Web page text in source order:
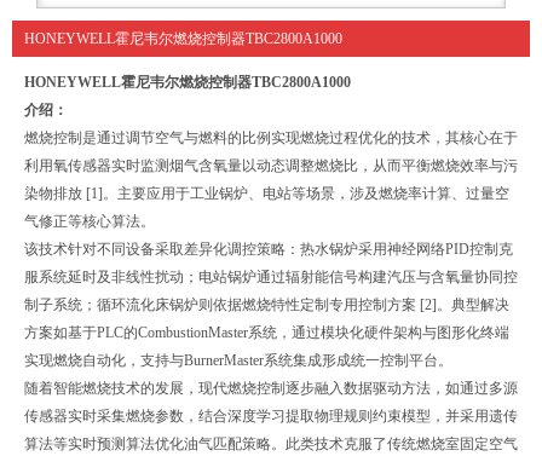
HONEYWELL霍尼韦尔燃烧控制器TBC2800A1000
HONEYWELL霍尼韦尔燃烧控制器TBC2800A1000
介绍：
燃烧控制是通过调节空气与燃料的比例实现燃烧过程优化的技术，其核心在于
利用氧传感器实时监测烟气含氧量以动态调整燃烧比，从而平衡燃烧效率与污
染物排放 [1]。主要应用于工业锅炉、电站等场景，涉及燃烧率计算、过量空
气修正等核心算法。
该技术针对不同设备采取差异化调控策略：热水锅炉采用神经网络PID控制克
服系统延时及非线性扰动；电站锅炉通过辐射能信号构建汽压与含氧量协同控
制子系统；循环流化床锅炉则依据燃烧特性定制专用控制方案 [2]。典型解决
方案如基于PLC的CombustionMaster系统，通过模块化硬件架构与图形化终端
实现燃烧自动化，支持与BurnerMaster系统集成形成统一控制平台。
随着智能燃烧技术的发展，现代燃烧控制逐步融入数据驱动方法，如通过多源
传感器实时采集燃烧参数，结合深度学习提取物理规则约束模型，并采用遗传
算法等实时预测算法优化油气匹配策略。此类技术克服了传统燃烧室固定空气